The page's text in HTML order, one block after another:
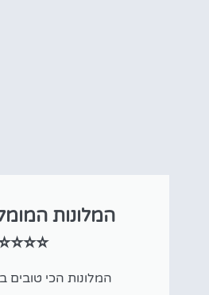
המלונות
המלונות הכי טובים